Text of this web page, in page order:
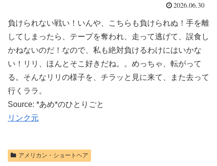
2026.06.30
負けられない戦い！いんや、こちらも負けられぬ！手を離
してしまったら、テープを奪われ、走って逃げて、誤食し
かねないのだ！なので、私も絶対負けるわけにはいかな
い！リリ、ほんとそこ好きだね。。めっちゃ、転がって
る。そんなリリの様子を、チラッと見に来て、また去って
行くララ。
Source: *あめ*のひとりごと
リンク元
アメリカン・ショートヘア